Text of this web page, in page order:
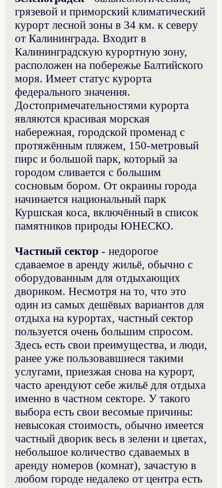
грязевой и приморский климатический
курорт лесной зоны в 34 км. к северу
от Калининграда. Входит в
Калининградскую курортную зону,
расположен на побережье Балтийского
моря. Имеет статус курорта
федерального значения.
Достопримечательностями курорта
являются красивая морская
набережная, городской променад с
протяжённым пляжем, 150-метровый
пирс и большой парк, который за
городом сливается с большим
сосновым бором. От окраины города
начинается национальный парк
Куршская коса, включённый в список
памятников природы ЮНЕСКО.
Частный сектор - недорогое
сдаваемое в аренду жильё, обычно с
оборудованным для отдыхающих
двориком. Несмотря на то, что это
один из самых дешёвых вариантов для
отдыха на курортах, частный сектор
пользуется очень большим спросом.
Здесь есть свои преимущества, и люди,
ранее уже пользовавшиеся такими
услугами, приезжая снова на курорт,
часто арендуют себе жильё для отдыха
именно в частном секторе. У такого
выбора есть свои весомые причины:
невысокая стоимость, обычно имеется
частный дворик весь в зелени и цветах,
небольшое количество сдаваемых в
аренду номеров (комнат), зачастую в
любом городе недалеко от центра есть